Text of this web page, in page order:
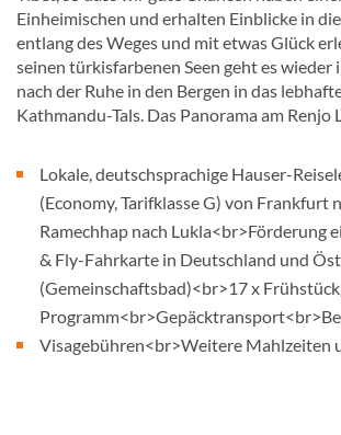
Einheimischen und erhalten Einblicke in
entlang des Weges und mit etwas Glück
seinen türkisfarbenen Seen geht es
nach der Ruhe in den Bergen in das
Kathmandu-Tals. Das Panorama am Renjo
Lokale, deutschsprachige Hauser-
(Economy, Tarifklasse G) von
Ramechhap nach Lukla<br>Förderung
& Fly-Fahrkarte in Deutschland und
(Gemeinschaftsbad)<br>17 x
Visagebühren<br>Weitere Mahlzeiten